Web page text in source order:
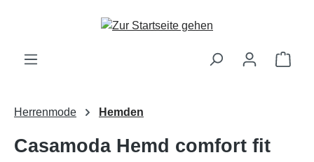
Zum Hauptinhalt springen
Herrenmode Hemden
Casamoda Hemd comfort fit